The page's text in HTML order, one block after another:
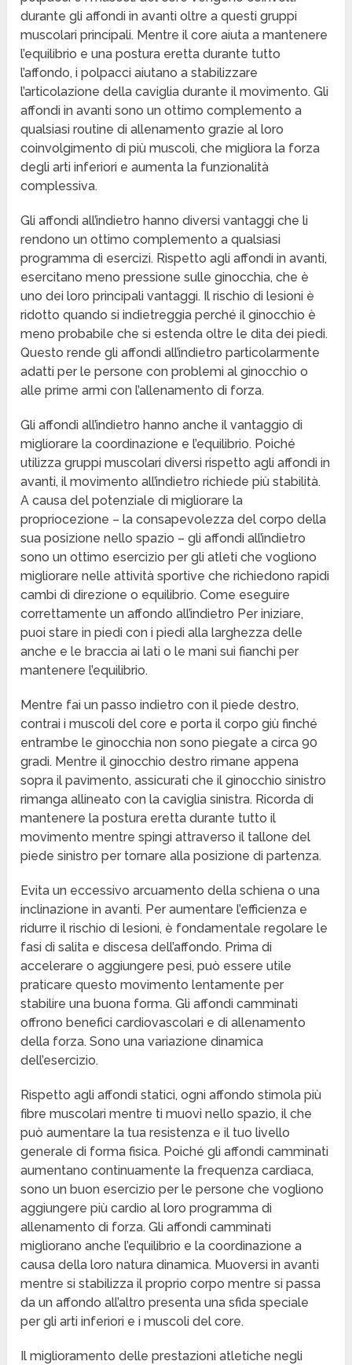
durante gli affondi in avanti oltre a questi gruppi
muscolari principali. Mentre il core aiuta a mantenere
l’equilibrio e una postura eretta durante tutto
l’affondo, i polpacci aiutano a stabilizzare
l’articolazione della caviglia durante il movimento. Gli
affondi in avanti sono un ottimo complemento a
qualsiasi routine di allenamento grazie al loro
coinvolgimento di più muscoli, che migliora la forza
degli arti inferiori e aumenta la funzionalità
complessiva.
Gli affondi all’indietro hanno diversi vantaggi che li
rendono un ottimo complemento a qualsiasi
programma di esercizi. Rispetto agli affondi in avanti,
esercitano meno pressione sulle ginocchia, che è
uno dei loro principali vantaggi. Il rischio di lesioni è
ridotto quando si indietreggia perché il ginocchio è
meno probabile che si estenda oltre le dita dei piedi.
Questo rende gli affondi all’indietro particolarmente
adatti per le persone con problemi al ginocchio o
alle prime armi con l’allenamento di forza.
Gli affondi all’indietro hanno anche il vantaggio di
migliorare la coordinazione e l’equilibrio. Poiché
utilizza gruppi muscolari diversi rispetto agli affondi in
avanti, il movimento all’indietro richiede più stabilità.
A causa del potenziale di migliorare la
propriocezione – la consapevolezza del corpo della
sua posizione nello spazio – gli affondi all’indietro
sono un ottimo esercizio per gli atleti che vogliono
migliorare nelle attività sportive che richiedono rapidi
cambi di direzione o equilibrio. Come eseguire
correttamente un affondo all’indietro Per iniziare,
puoi stare in piedi con i piedi alla larghezza delle
anche e le braccia ai lati o le mani sui fianchi per
mantenere l’equilibrio.
Mentre fai un passo indietro con il piede destro,
contrai i muscoli del core e porta il corpo giù finché
entrambe le ginocchia non sono piegate a circa 90
gradi. Mentre il ginocchio destro rimane appena
sopra il pavimento, assicurati che il ginocchio sinistro
rimanga allineato con la caviglia sinistra. Ricorda di
mantenere la postura eretta durante tutto il
movimento mentre spingi attraverso il tallone del
piede sinistro per tornare alla posizione di partenza.
Evita un eccessivo arcuamento della schiena o una
inclinazione in avanti. Per aumentare l’efficienza e
ridurre il rischio di lesioni, è fondamentale regolare le
fasi di salita e discesa dell’affondo. Prima di
accelerare o aggiungere pesi, può essere utile
praticare questo movimento lentamente per
stabilire una buona forma. Gli affondi camminati
offrono benefici cardiovascolari e di allenamento
della forza. Sono una variazione dinamica
dell’esercizio.
Rispetto agli affondi statici, ogni affondo stimola più
fibre muscolari mentre ti muovi nello spazio, il che
può aumentare la tua resistenza e il tuo livello
generale di forma fisica. Poiché gli affondi camminati
aumentano continuamente la frequenza cardiaca,
sono un buon esercizio per le persone che vogliono
aggiungere più cardio al loro programma di
allenamento di forza. Gli affondi camminati
migliorano anche l’equilibrio e la coordinazione a
causa della loro natura dinamica. Muoversi in avanti
mentre si stabilizza il proprio corpo mentre si passa
da un affondo all’altro presenta una sfida speciale
per gli arti inferiori e i muscoli del core.
Il miglioramento delle prestazioni atletiche negli